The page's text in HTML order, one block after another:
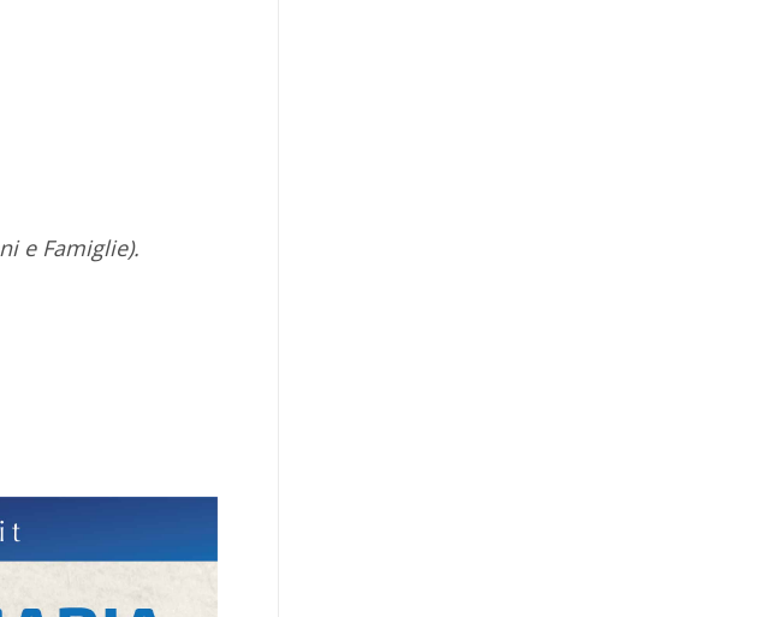
e Famiglie).